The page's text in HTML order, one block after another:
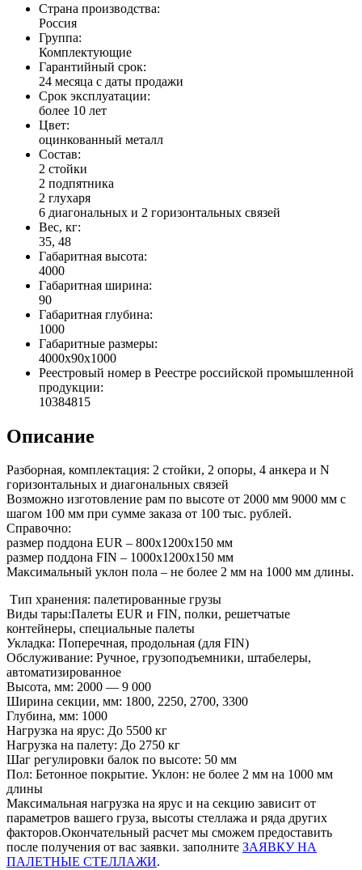
Страна производства:
Россия
Группа:
Комплектующие
Гарантийный срок:
24 месяца с даты продажи
Срок эксплуатации:
более 10 лет
Цвет:
оцинкованный металл
Состав:
2 стойки
2 подпятника
2 глухаря
6 диагональных и 2 горизонтальных связей
Вес, кг:
35, 48
Габаритная высота:
4000
Габаритная ширина:
90
Габаритная глубина:
1000
Габаритные размеры:
4000x90x1000
Реестровый номер в Реестре российской промышленной
продукции:
10384815
Описание
Разборная, комплектация: 2 стойки, 2 опоры, 4 анкера и N
горизонтальных и диагональных связей
Возможно изготовление рам по высоте от 2000 мм 9000 мм с
шагом 100 мм при сумме заказа от 100 тыс. рублей.
Справочно:
размер поддона EUR – 800х1200х150 мм
размер поддона FIN – 1000х1200х150 мм
Максимальный уклон пола – не более 2 мм на 1000 мм длины.
Тип хранения: палетированные грузы
Виды тары:Палеты EUR и FIN, полки, решетчатые
контейнеры, специальные палеты
Укладка: Поперечная, продольная (для FIN)
Обслуживание: Ручное, грузоподъемники, штабелеры,
автоматизированное
Высота, мм: 2000 — 9 000
Ширина секции, мм: 1800, 2250, 2700, 3300
Глубина, мм: 1000
Нагрузка на ярус: До 5500 кг
Нагрузка на палету: До 2750 кг
Шаг регулировки балок по высоте: 50 мм
Пол: Бетонное покрытие. Уклон: не более 2 мм на 1000 мм
длины
Максимальная нагрузка на ярус и на секцию зависит от
параметров вашего груза, высоты стеллажа и ряда других
факторов.Окончательный расчет мы сможем предоставить
после получения от вас заявки. заполните ЗАЯВКУ НА
ПАЛЕТНЫЕ СТЕЛЛАЖИ.